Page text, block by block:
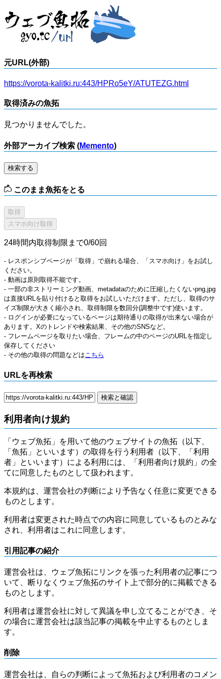
元URL(外部)
https://vorota-kalitki.ru:443/HPRo5eY/ATUTEZG.html
取得済みの魚拓
見つかりませんでした。
外部アーカイブ検索 (Memento)
検索する
このまま魚拓をとる
24時間内取得制限まで0/60回
- レスポンシブページが「取得」で崩れる場合、「スマホ向け」をお試し
ください。
- 動画は原則取得不能です。
- 一部の非ストリーミング動画、metadataのために圧縮したくないpng,jpg
は直接URLを貼り付けると取得をお試しいただけます。ただし、取得のサ
イズ制限が大きく縮小され、取得制限を数回分(調整中です)使います。
- ログインが必要になっているページは期待通りの取得が出来ない場合が
あります。Xのトレンドや検索結果、その他のSNSなど。
- フレームページを取りたい場合、フレームの中のページのURLを指定し
保存してください
- その他の取得の問題などはこちら
URLを再検索
利用者向け規約
「ウェブ魚拓」を用いて他のウェブサイトの魚拓（以下、
「魚拓」といいます）の取得を行う利用者（以下、「利用
者」といいます）による利用には、「利用者向け規約」の全
てに同意したものとして扱われます。
本規約は、運営会社の判断により予告なく任意に変更できる
ものとします。
利用者は変更された時点での内容に同意しているものとみな
され、利用者はこれに同意します。
引用記事の紹介
運営会社は、ウェブ魚拓にリンクを張った利用者の記事につ
いて、断りなくウェブ魚拓のサイト上で部分的に掲載できる
ものとします。
利用者は運営会社に対して異議を申し立てることができ、そ
の場合に運営会社は該当記事の掲載を中止するものとしま
す。
削除
運営会社は、自らの判断によって魚拓および利用者のコメン